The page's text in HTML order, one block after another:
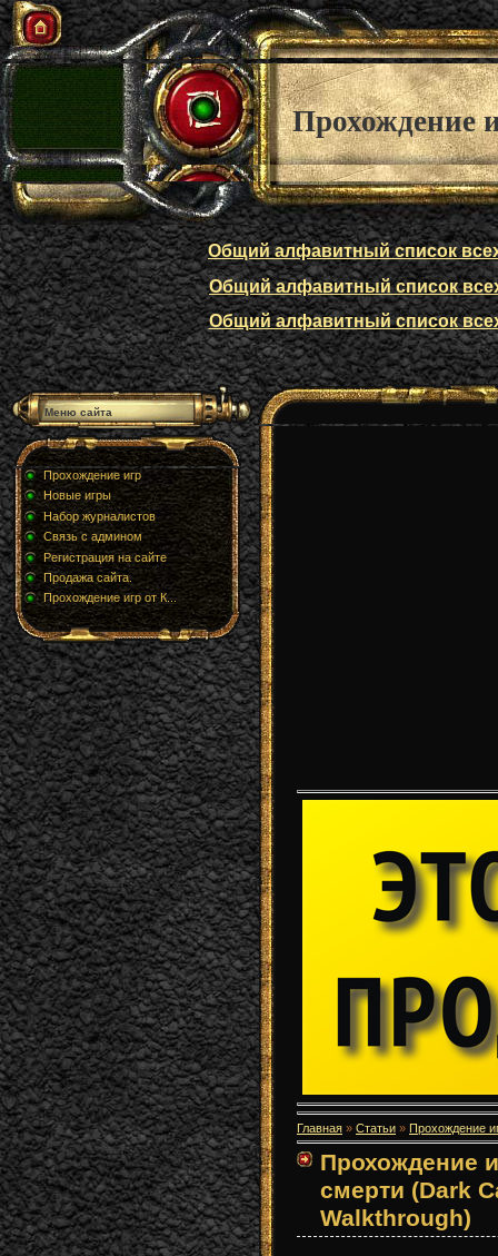
Прохождение
Общий алфавитный список
Общий алфавитный список
Общий алфавитный список
Меню сайта
Прохождение игр
Новые игры
Набор журналистов
Связь с админом
Регистрация на сайте
Продажа сайта.
Прохождение игр от К...
Главная » Статьи » Прохождение
Прохождение
смерти (Dark
Walkthrough)